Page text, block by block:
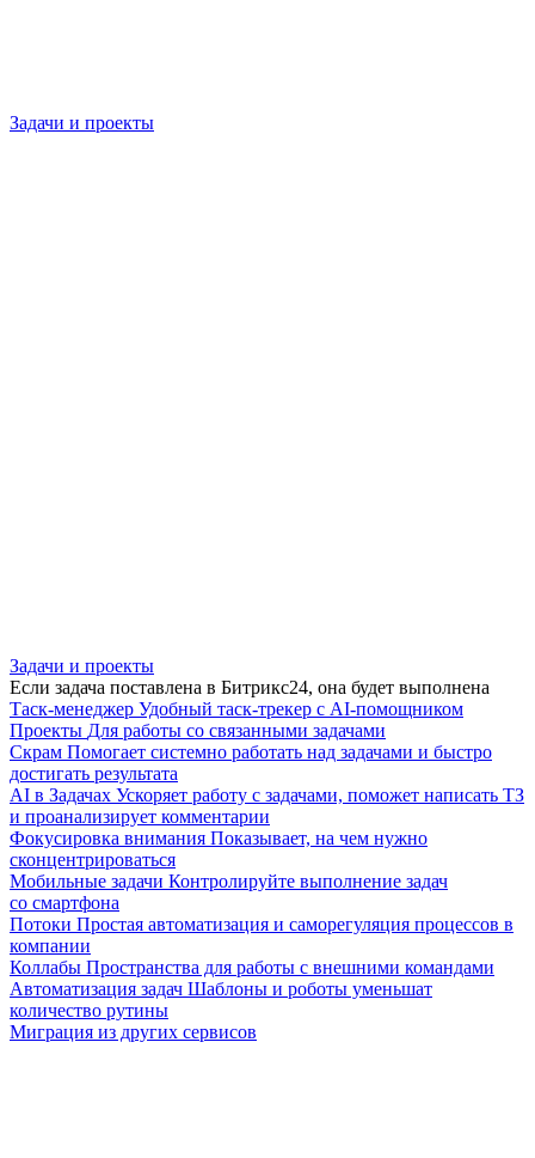
Задачи и проекты
Задачи и проекты
Если задача поставлена в Битрикс24, она будет выполнена
Таск-менеджер Удобный таск-трекер с AI-помощником
Проекты Для работы со связанными задачами
Скрам Помогает системно работать над задачами и быстро
достигать результата
AI в Задачах Ускоряет работу с задачами, поможет написать ТЗ
и проанализирует комментарии
Фокусировка внимания Показывает, на чем нужно
сконцентрироваться
Мобильные задачи Контролируйте выполнение задач
со смартфона
Потоки Простая автоматизация и саморегуляция процессов в
компании
Коллабы Пространства для работы с внешними командами
Автоматизация задач Шаблоны и роботы уменьшат
количество рутины
Миграция из других сервисов